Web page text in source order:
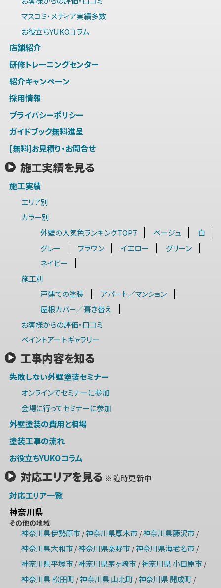
マスコミ・メディア実績多数
お役立ちYUKOコラム
店舗紹介
研修トレーニングセンター
紹介キャンペーン
採用情報
プライバシーポリシー
ガイドブック無料進呈
[無料]お見積り・お問合せ
施工実績を見る
施工実績
エリア別
カラー別
外壁の人気色ランキングTOP7
ベージュ
白
グレー
ブラウン イエロー
グリーン
ネイビー
施工別
戸建ての塗装
アパート／マンション
屋根カバー／葺き替え
お客様からの評価・口コミ
ペイントアートギャラリー
工事内容を知る
失敗しない外壁塗装セミナー
オンラインでセミナーに参加
会場に行ってセミナーに参加
外壁塗装の費用と相場
塗装工事の流れ
お役立ちYUKOコラム
対応エリアを見る ※随時更新中
対応エリア一覧
神奈川県
その他の地域
神奈川県伊勢原市/神奈川県厚木市/神奈川県藤沢市/
神奈川県大和市/神奈川県秦野市/神奈川県海老名市/
神奈川県平塚市/神奈川県茅ヶ崎市/神奈川県 小田原市/
神奈川県 松田町/神奈川県 山北町/神奈川県 開成町/